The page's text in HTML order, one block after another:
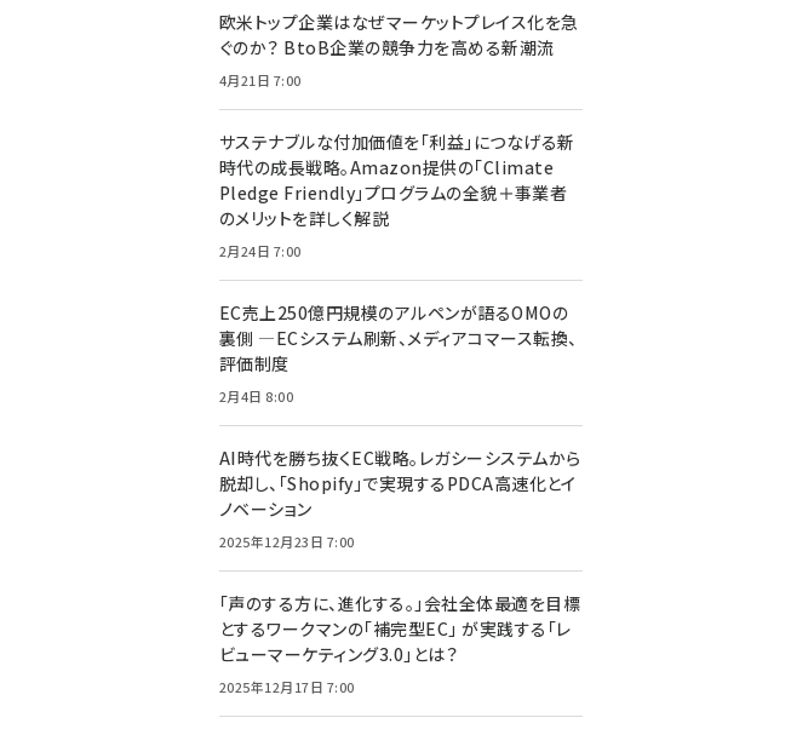
欧米トップ企業はなぜマーケットプレイス化を急
ぐのか？ BtoB企業の競争力を高める新潮流
4月21日 7:00
サステナブルな付加価値を「利益」につなげる新
時代の成長戦略。Amazon提供の「Climate
Pledge Friendly」プログラムの全貌＋事業者
のメリットを詳しく解説
2月24日 7:00
EC売上250億円規模のアルペンが語るOMOの
裏側 ―ECシステム刷新、メディアコマース転換、
評価制度
2月4日 8:00
AI時代を勝ち抜くEC戦略。レガシーシステムから
脱却し、「Shopify」で実現するPDCA高速化とイ
ノベーション
2025年12月23日 7:00
「声のする方に、進化する。」会社全体最適を目標
とするワークマンの「補完型EC」 が実践する「レ
ビューマーケティング3.0」とは？
2025年12月17日 7:00